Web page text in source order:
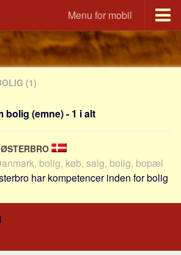
Menu for mobil
(1)
bolig (emne) - 1 i alt
bolig, køb, salg, bolig, bopæl
har kompetencer inden for bolig